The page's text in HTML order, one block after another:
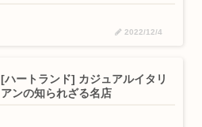
2022/12/4
[ハートランド] カジュアルイタリ
アンの知られざる名店